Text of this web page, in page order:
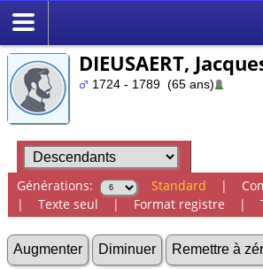
DIEUSAERT,
1724 - 1789 (65 ans)
Générations: Standard |
| Texte seul | Format registre |
Augmenter Diminuer Remettre à